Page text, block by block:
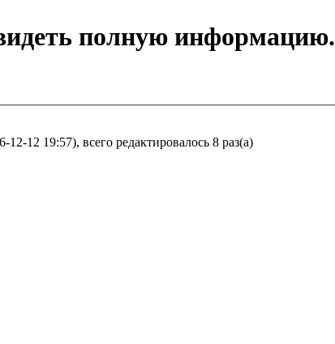
полную информацию.
12 19:57), всего редактировалось 8 раз(а)